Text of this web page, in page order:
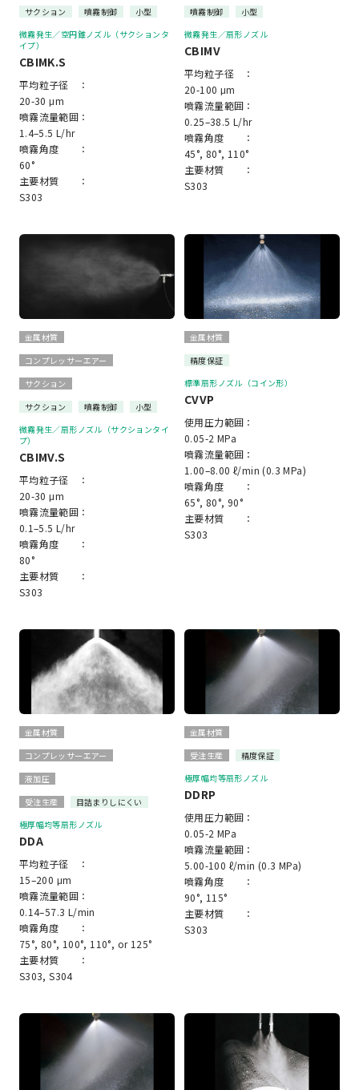
サクション 噴霧制御
小型
微霧発生／空円錐ノズル（サクションタ
イプ）
CBIMK.S
平均粒子径 ：
20-30 μm
噴霧流量範囲：
1.4–5.5 L/hr
噴霧角度 ：
60°
主要材質 ：
S303
噴霧制御
小型
微霧発生／扇形ノズル
CBIMV
平均粒子径 ：
20-100 μm
噴霧流量範囲：
0.25–38.5 L/hr
噴霧角度 ：
45°, 80°, 110°
主要材質 ：
S303
金属材質
コンプレッサーエアー
サクション
サクション
噴霧制御
小型
微霧発生／扇形ノズル（サクションタイ
プ）
CBIMV.S
平均粒子径 ：
20-30 μm
噴霧流量範囲：
0.1–5.5 L/hr
噴霧角度 ：
80°
主要材質 ：
S303
金属材質
精度保証
標準扇形ノズル（コイン形）
CVVP
使用圧力範囲：
0.05-2 MPa
噴霧流量範囲：
1.00–8.00 ℓ/min (0.3 MPa)
噴霧角度 ：
65°, 80°, 90°
主要材質 ：
S303
金属材質
コンプレッサーエアー
液加圧
受注生産
目詰まりしにくい
極厚幅均等扇形ノズル
DDA
平均粒子径 ：
15–200 μm
噴霧流量範囲：
0.14–57.3 L/min
噴霧角度 ：
75°, 80°, 100°, 110°, or 125°
主要材質 ：
S303, S304
金属材質
受注生産
精度保証
極厚幅均等扇形ノズル
DDRP
使用圧力範囲：
0.05-2 MPa
噴霧流量範囲：
5.00-100 ℓ/min (0.3 MPa)
噴霧角度 ：
90°, 115°
主要材質 ：
S303